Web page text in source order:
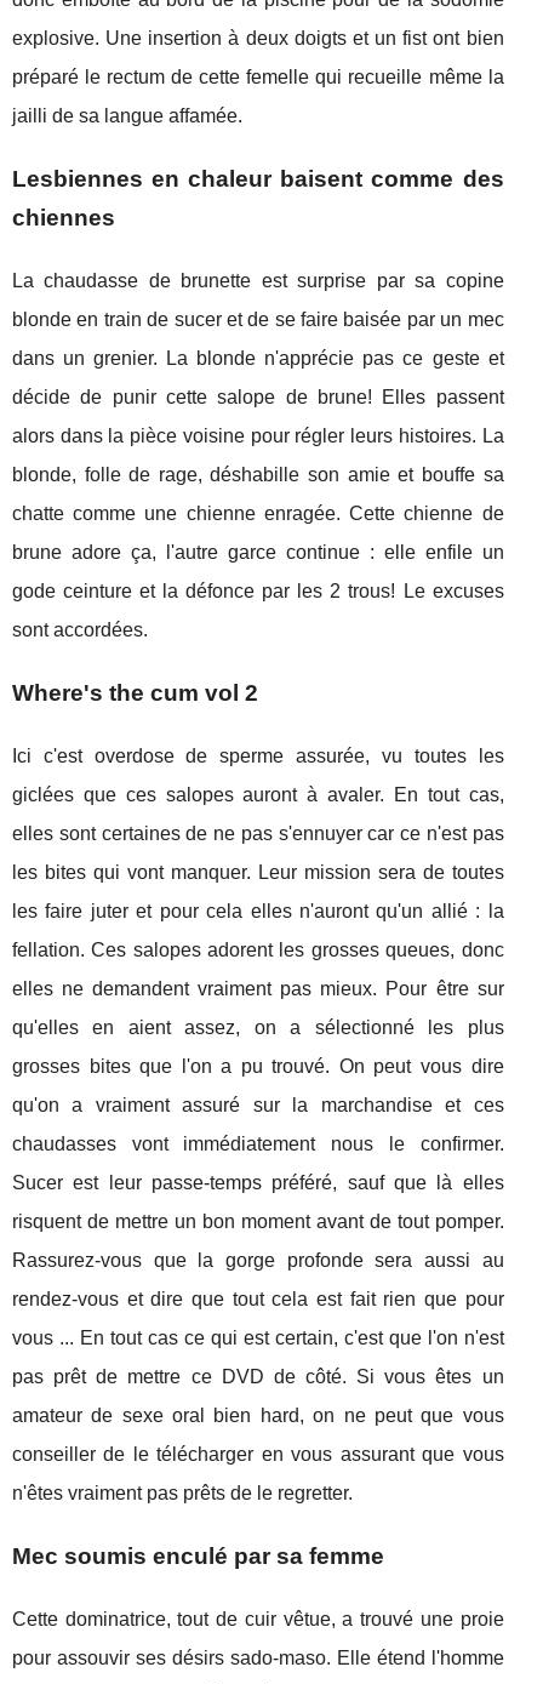
explosive. Une insertion à deux doigts et un fist ont bien
préparé le rectum de cette femelle qui recueille même la
jailli de sa langue affamée.
Lesbiennes en chaleur baisent comme des
chiennes
La chaudasse de brunette est surprise par sa copine
blonde en train de sucer et de se faire baisée par un mec
dans un grenier. La blonde n'apprécie pas ce geste et
décide de punir cette salope de brune! Elles passent
alors dans la pièce voisine pour régler leurs histoires. La
blonde, folle de rage, déshabille son amie et bouffe sa
chatte comme une chienne enragée. Cette chienne de
brune adore ça, l'autre garce continue : elle enfile un
gode ceinture et la défonce par les 2 trous! Le excuses
sont accordées.
Where's the cum vol 2
Ici c'est overdose de sperme assurée, vu toutes les
giclées que ces salopes auront à avaler. En tout cas,
elles sont certaines de ne pas s'ennuyer car ce n'est pas
les bites qui vont manquer. Leur mission sera de toutes
les faire juter et pour cela elles n'auront qu'un allié : la
fellation. Ces salopes adorent les grosses queues, donc
elles ne demandent vraiment pas mieux. Pour être sur
qu'elles en aient assez, on a sélectionné les plus
grosses bites que l'on a pu trouvé. On peut vous dire
qu'on a vraiment assuré sur la marchandise et ces
chaudasses vont immédiatement nous le confirmer.
Sucer est leur passe-temps préféré, sauf que là elles
risquent de mettre un bon moment avant de tout pomper.
Rassurez-vous que la gorge profonde sera aussi au
rendez-vous et dire que tout cela est fait rien que pour
vous ... En tout cas ce qui est certain, c'est que l'on n'est
pas prêt de mettre ce DVD de côté. Si vous êtes un
amateur de sexe oral bien hard, on ne peut que vous
conseiller de le télécharger en vous assurant que vous
n'êtes vraiment pas prêts de le regretter.
Mec soumis enculé par sa femme
Cette dominatrice, tout de cuir vêtue, a trouvé une proie
pour assouvir ses désirs sado-maso. Elle étend l'homme